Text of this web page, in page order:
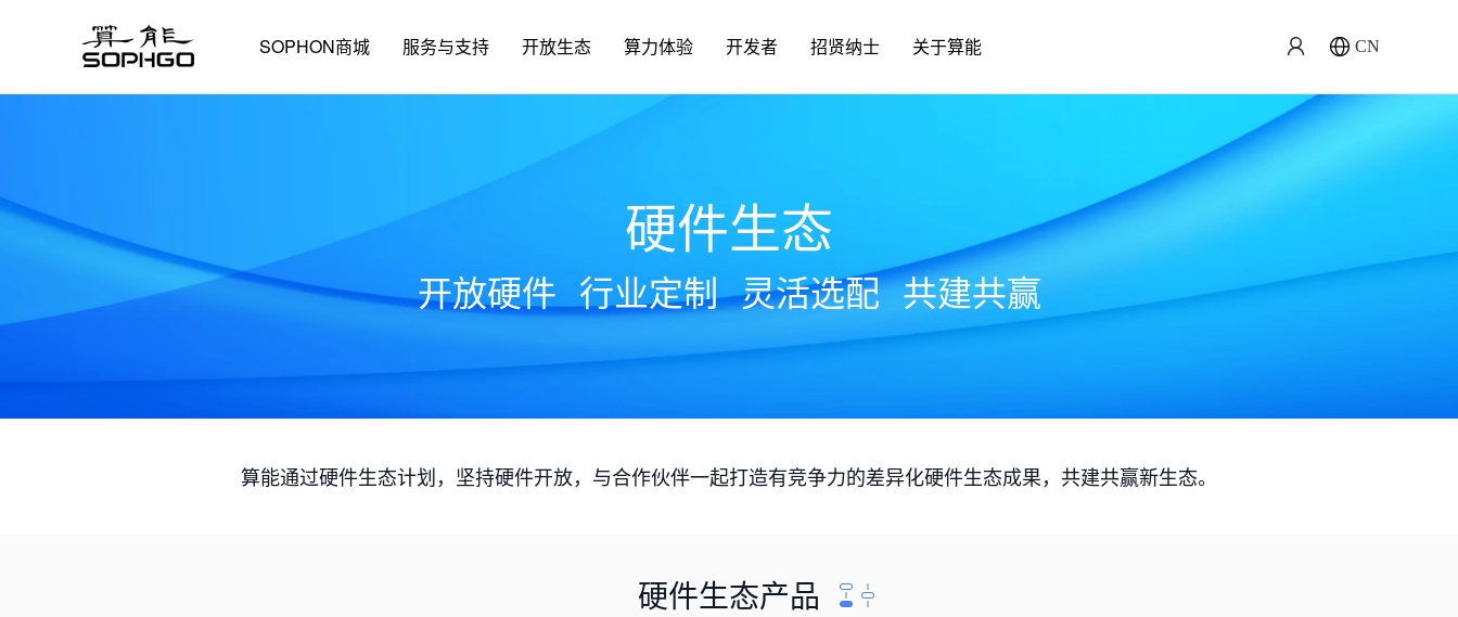
SOPHON商城 服务与支持 开放生态 算力体验 开发者 招贤纳士 关于算能 CN
硬件生态
开放硬件 行业定制 灵活选配 共建共赢
算能通过硬件生态计划，坚持硬件开放，与合作伙伴一起打造有竞争力的差异化硬件生态成果，共建共赢新生态。
硬件生态产品